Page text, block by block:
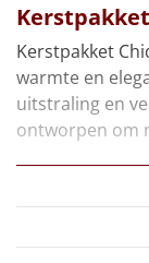
Alle artikelen
Overige
Ideeën
Doe het zelf
Kerstpakket
warmte en
uitstraling en
ontworpen om